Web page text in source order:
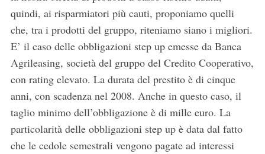
quindi, ai risparmiatori più cauti, proponiamo quelli
che, tra i prodotti del gruppo, riteniamo siano i migliori.
E’ il caso delle obbligazioni step up emesse da Banca
Agrileasing, società del gruppo del Credito Cooperativo,
con rating elevato. La durata del prestito è di cinque
anni, con scadenza nel 2008. Anche in questo caso, il
taglio minimo dell’obbligazione è di mille euro. La
particolarità delle obbligazioni step up è data dal fatto
che le cedole semestrali vengono pagate ad interessi